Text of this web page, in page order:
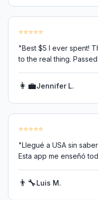
⭐⭐⭐⭐⭐
"Best $5 I ever spent!
to the real thing.
👩‍💼Jennifer L.
⭐⭐⭐⭐⭐
"Llegué a USA sin
Esta app me enseñó
👨‍🔧Luis M.